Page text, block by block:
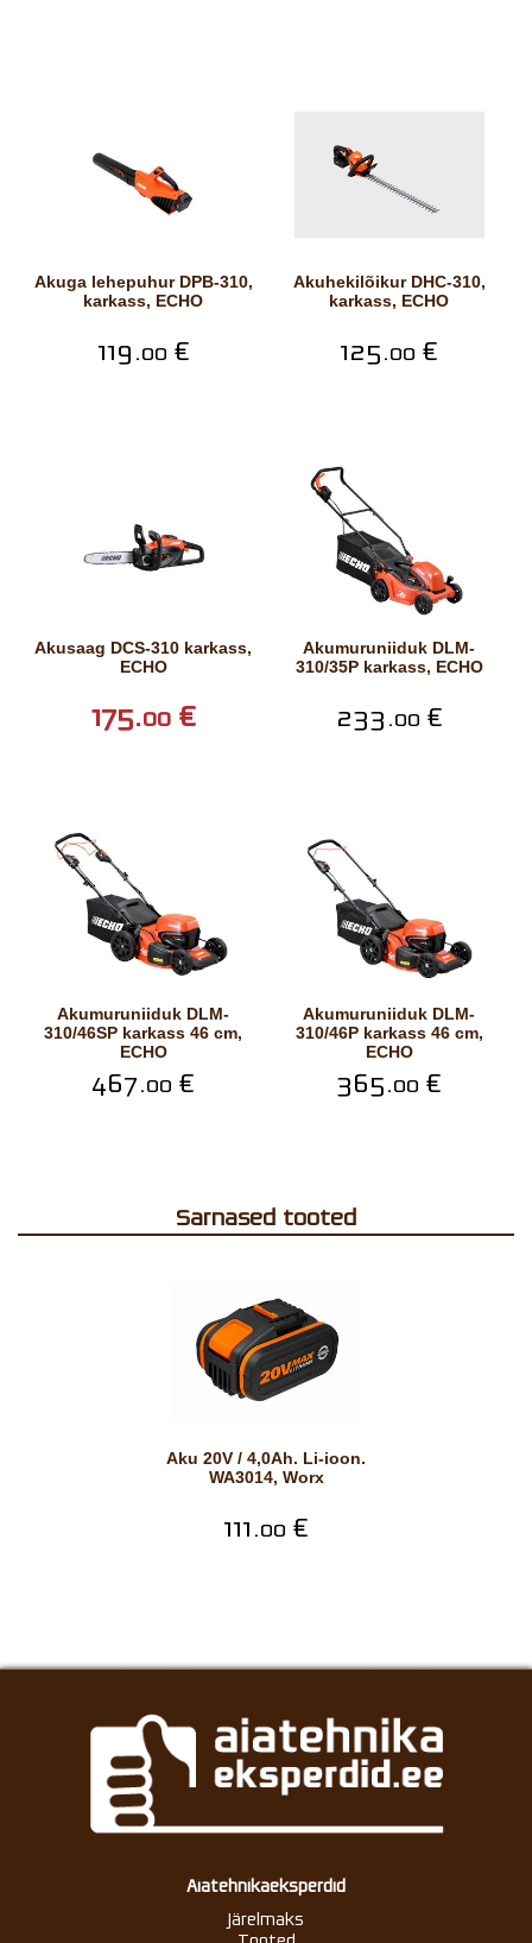
Akuga lehepuhur DPB-310,
karkass, ECHO
119.00 €
Akuhekilõikur DHC-310,
karkass, ECHO
125.00 €
Akusaag DCS-310 karkass,
ECHO
175.00€
Akumuruniiduk DLM-
310/35P karkass, ECHO
233.00 €
Akumuruniiduk DLM-
310/46SP karkass 46 cm,
ECHO
467.00 €
Akumuruniiduk DLM-
310/46P karkass 46 cm,
ECHO
365.00 €
Sarnased tooted
Aku 20V / 4,0Ah. Li-ioon.
WA3014, Worx
111.00 €
Aiatehnikaeksperdid
Järelmaks